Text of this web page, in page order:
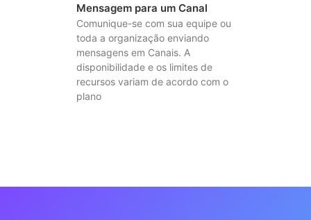
Mensagem para um Canal
Comunique-se com sua equipe ou
toda a organização enviando
mensagens em Canais. A
disponibilidade e os limites de
recursos variam de acordo com o
plano